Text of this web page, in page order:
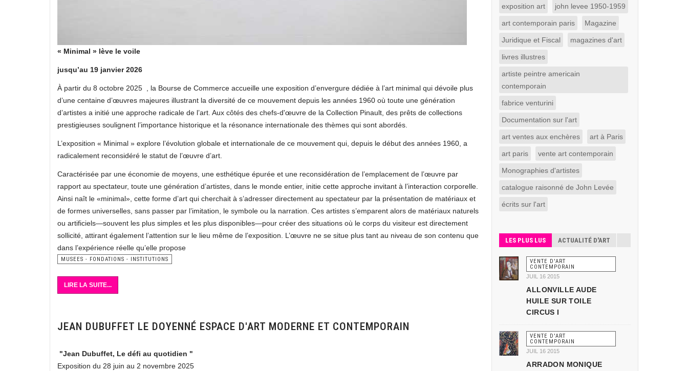
« Minimal » lève le voile
jusqu’au 19 janvier 2026
À partir du 8 octobre 2025 , la Bourse de Commerce accueille une exposition d’envergure dédiée à l’art minimal qui dévoile plus
d’une centaine d’œuvres majeures illustrant la diversité de ce mouvement depuis les années 1960 où toute une génération
d’artistes a initié une approche radicale de l’art. Aux côtés des chefs-d'œuvre de la Collection Pinault, des prêts de collections
prestigieuses soulignent l’importance historique et la résonance internationale des thèmes qui sont abordés.
L’exposition « Minimal » explore l’évolution globale et internationale de ce mouvement qui, depuis le début des années 1960, a
radicalement reconsidéré le statut de l’œuvre d’art.
Caractérisée par une économie de moyens, une esthétique épurée et une reconsidération de l’emplacement de l’œuvre par
rapport au spectateur, toute une génération d’artistes, dans le monde entier, initie cette approche invitant à l’interaction corporelle.
Ainsi naît le «minimal», cette forme d’art qui cherchait à s’adresser directement au spectateur par la présentation de matériaux et
de formes universelles, sans passer par l’imitation, le symbole ou la narration. Ces artistes s’emparent alors de matériaux naturels
ou artificiels—souvent les plus simples et les plus disponibles—pour créer des situations où le corps du visiteur est directement
sollicité, attirant également l’attention sur le lieu même de l’exposition. L’œuvre ne se situe plus tant au niveau de son contenu que
dans l’expérience réelle qu’elle propose
MUSEES - FONDATIONS - INSTITUTIONS
LIRE LA SUITE...
JEAN DUBUFFET LE DOYENNÉ ESPACE D'ART MODERNE ET CONTEMPORAIN
"Jean Dubuffet, Le défi au quotidien "
Exposition du 28 juin au 2 novembre 2025
exposition art john levee 1950-1959
art contemporain paris Magazine
Juridique et Fiscal magazines d'art
livres illustres
artiste peintre americain
contemporain
fabrice venturini
Documentation sur l'art
art ventes aux enchères art à Paris
art paris vente art contemporain
Monographies d'artistes
catalogue raisonné de John Levée
écrits sur l'art
LES PLUS LUS ACTUALITÉ D'ART
VENTE D'ART
CONTEMPORAIN
JUIL 16 2015
ALLONVILLE AUDE
HUILE SUR TOILE
CIRCUS I
VENTE D'ART
CONTEMPORAIN
JUIL 16 2015
ARRADON MONIQUE